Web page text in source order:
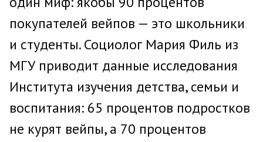
покупателей вейпов — это школьники
и студенты. Социолог Мария Филь из
МГУ приводит данные исследования
Института изучения детства, семьи и
воспитания: 65 процентов подростков
не курят вейпы, а 70 процентов